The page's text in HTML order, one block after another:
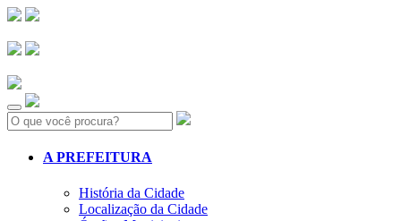
Search:
A PREFEITURA
História da Cidade
Localização da Cidade